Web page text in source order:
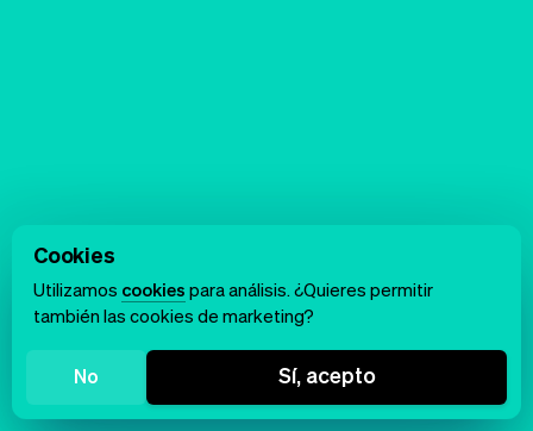
Cookies
Utilizamos cookies para análisis. ¿Quieres permitir
también las cookies de marketing?
No Sí, acepto